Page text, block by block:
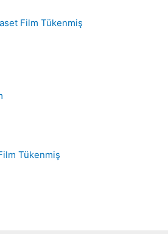
Tükenmiş
Tükenmiş